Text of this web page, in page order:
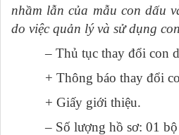
nhầm lẫn của mẫu con dấu
do việc quản lý và sử dụng
– Thủ tục thay đổi con
+ Thông báo thay đổi
+ Giấy giới thiệu.
– Số lượng hồ sơ: 01 bộ